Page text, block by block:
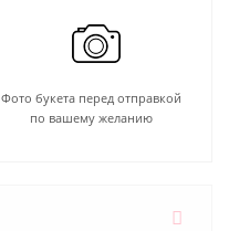
Фото букета перед отправкой
по вашему желанию